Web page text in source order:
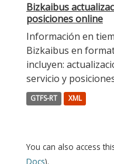
Bizkaibus
posiciones online
Información en
Bizkaibus en
incluyen:
servicio y
GTFS-RT XML
You can also access
Docs).